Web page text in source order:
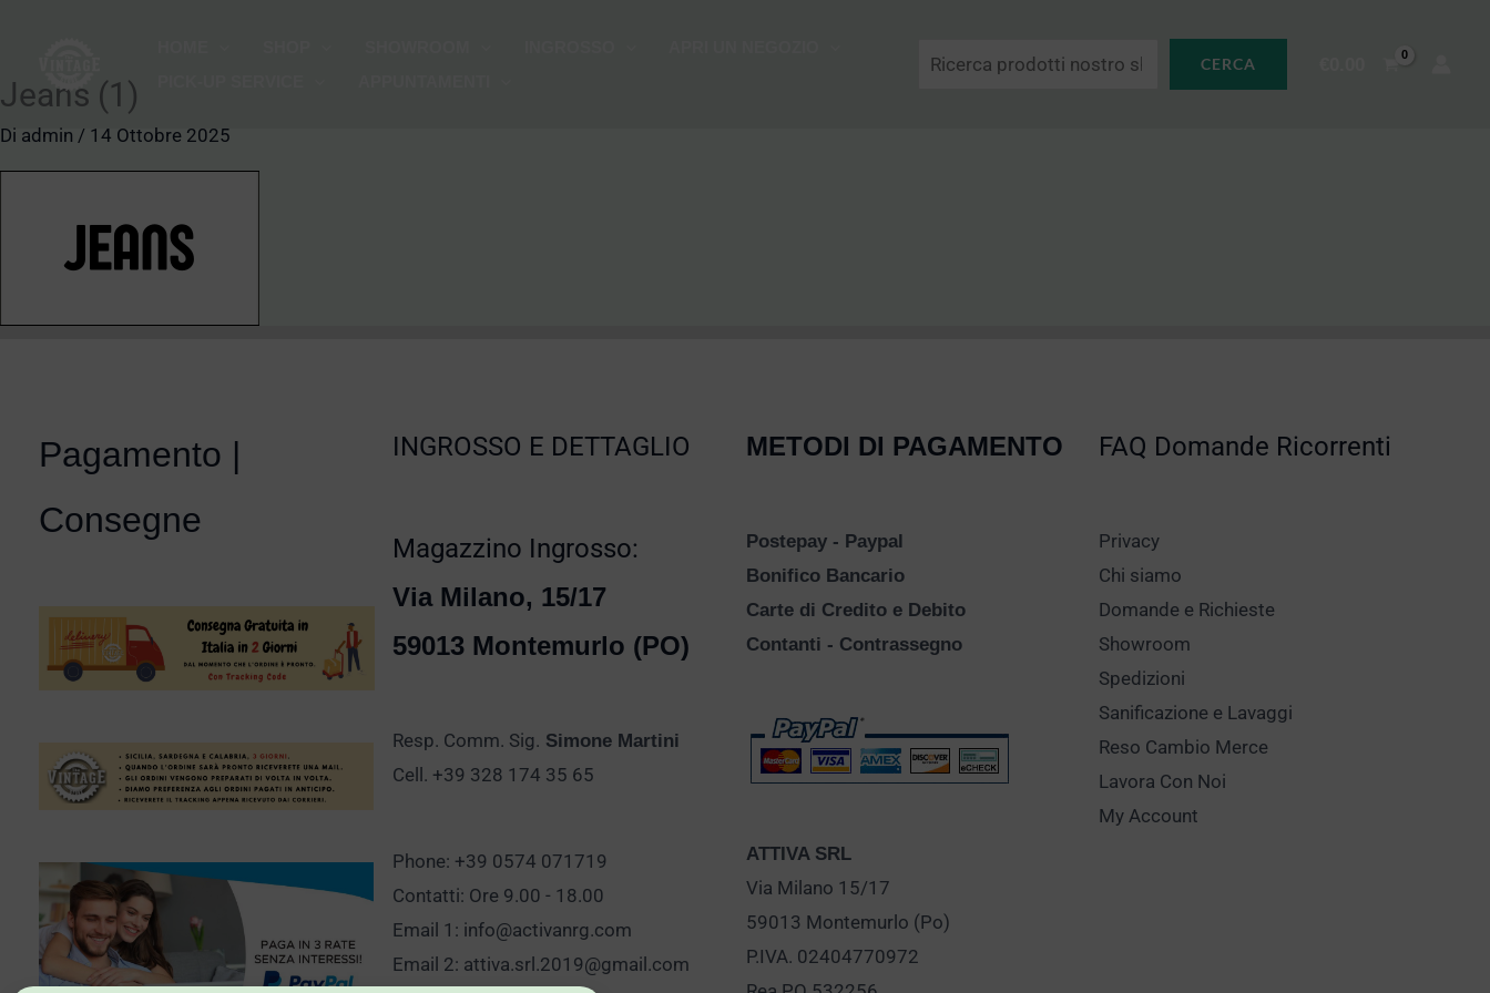
contenuto
CERCA
Jeans (1)
Di admin / 14 Ottobre 2025
Pagamento |
Consegne
INGROSSO E DETTAGLIO
Magazzino Ingrosso:
Via Milano, 15/17
59013 Montemurlo (PO)
Resp. Comm. Sig. Simone Martini
Cell. +39 328 174 35 65
Phone: +39 0574 071719
Contatti: Ore 9.00 - 18.00
Email 1: info@activanrg.com
Email 2: attiva.srl.2019@gmail.com
METODI DI PAGAMENTO
Postepay - Paypal
Bonifico Bancario
Carte di Credito e Debito
Contanti - Contrassegno
ATTIVA SRL
Via Milano 15/17
59013 Montemurlo (Po)
P.IVA. 02404770972
FAQ Domande Ricorrenti
Privacy
Chi siamo
Domande e Richieste
Showroom
Spedizioni
Sanificazione e Lavaggi
Reso Cambio Merce
Lavora Con Noi
My Account